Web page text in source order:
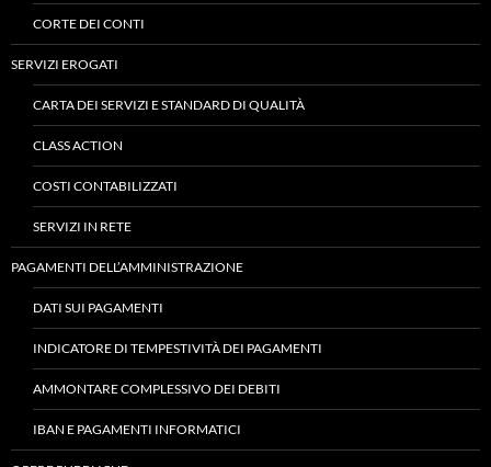
CORTE DEI CONTI
SERVIZI EROGATI
CARTA DEI SERVIZI E STANDARD DI QUALITÀ
CLASS ACTION
COSTI CONTABILIZZATI
SERVIZI IN RETE
PAGAMENTI DELL’AMMINISTRAZIONE
DATI SUI PAGAMENTI
INDICATORE DI TEMPESTIVITÀ DEI PAGAMENTI
AMMONTARE COMPLESSIVO DEI DEBITI
IBAN E PAGAMENTI INFORMATICI